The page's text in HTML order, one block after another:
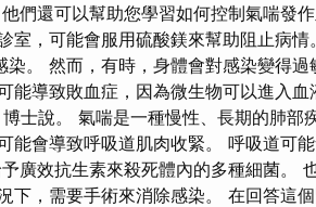
他們還可以幫助您學習如何控制氣喘發
室，可能會服用硫酸鎂來幫助阻止病
。 然而，有時，身體會對感染變得
能導致敗血症，因為微生物可以進入
士說。 氣喘是一種慢性、長期的肺部
能會導致呼吸道肌肉收緊。 呼吸道可
廣效抗生素來殺死體內的多種細菌。
下，需要手術來消除感染。 在回答這